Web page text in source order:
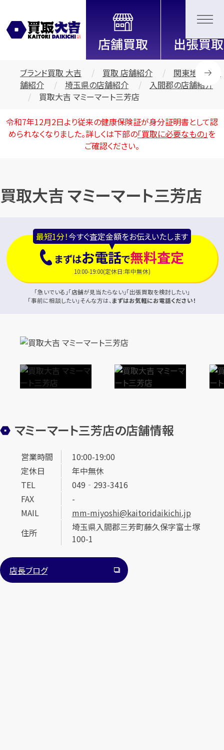
全国2200店舗以上展開中！
信頼と実績の買取専門店「買取大
吉」
カンタン
ブランド買取 大吉 買取 店舗紹介
関東地区の店
舗紹介
埼玉県の店舗紹介
入間郡の店舗紹介
買取大吉 マミーマート三芳店
令和7年12月2日より従来の健康保険証が身分証明書として認
められなくなりました。詳しくは下部の「買取に必要なもの」を
ご確認ください。
買取大吉 マミーマート三芳店
最短1分！今すぐ査定金額をお伝えいたします
まずはお電話で無料査定
10:00-19:00(定休日:年中無休)
「急いでいる」「店舗が見当たらない」「出張買取を検討したい」
「事前に相談したい」そんな方は、まずはお気軽にお電話ください！
マミーマート三芳店の店舗情報
営業時間
10:00-19:00
定休日
年中無休
TEL
049‐293-3416
FAX
-
MAIL
mm-miyoshi@kaitoridaikichi.jp
住所
埼玉県入間郡三芳町藤久保字富士塚
100-1
店長ブログ